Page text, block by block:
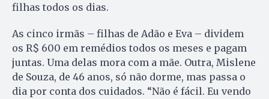
filhas todos os dias.
As cinco irmãs – filhas de Adão e Eva – dividem
os R$ 600 em remédios todos os meses e pagam
juntas. Uma delas mora com a mãe. Outra, Mislene
de Souza, de 46 anos, só não dorme, mas passa o
dia por conta dos cuidados. “Não é fácil. Eu vendo